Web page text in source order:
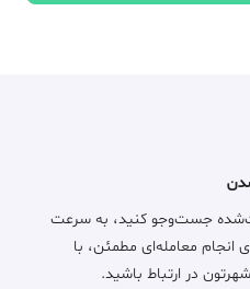
جست‌وجو کنید، به سرعت
انجام معامله‌ای مطمئن، با
در ارتباط باشید.